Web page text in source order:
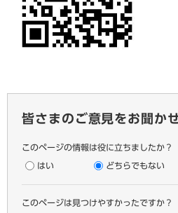
皆さまのご意見をお聞か
このページの情報は役に立ちましたか？
はい どちらでもない
このページは見つけやすかったですか？